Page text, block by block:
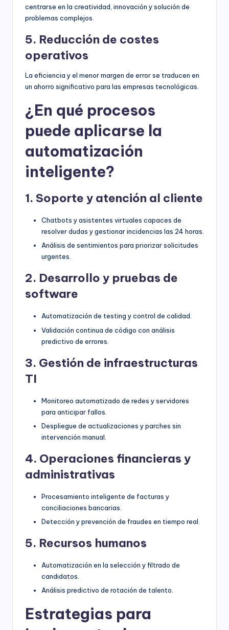
centrarse en la creatividad, innovación y solución de
problemas complejos.
5. Reducción de costes
operativos
La eficiencia y el menor margen de error se traducen en
un ahorro significativo para las empresas tecnológicas.
¿En qué procesos
puede aplicarse la
automatización
inteligente?
1. Soporte y atención al cliente
Chatbots y asistentes virtuales capaces de
resolver dudas y gestionar incidencias las 24 horas.
Análisis de sentimientos para priorizar solicitudes
urgentes.
2. Desarrollo y pruebas de
software
Automatización de testing y control de calidad.
Validación continua de código con análisis
predictivo de errores.
3. Gestión de infraestructuras
TI
Monitoreo automatizado de redes y servidores
para anticipar fallos.
Despliegue de actualizaciones y parches sin
intervención manual.
4. Operaciones financieras y
administrativas
Procesamiento inteligente de facturas y
conciliaciones bancarias.
Detección y prevención de fraudes en tiempo real.
5. Recursos humanos
Automatización en la selección y filtrado de
candidatos.
Análisis predictivo de rotación de talento.
Estrategias para